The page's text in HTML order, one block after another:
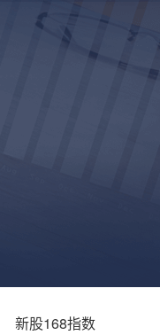
新股168指数